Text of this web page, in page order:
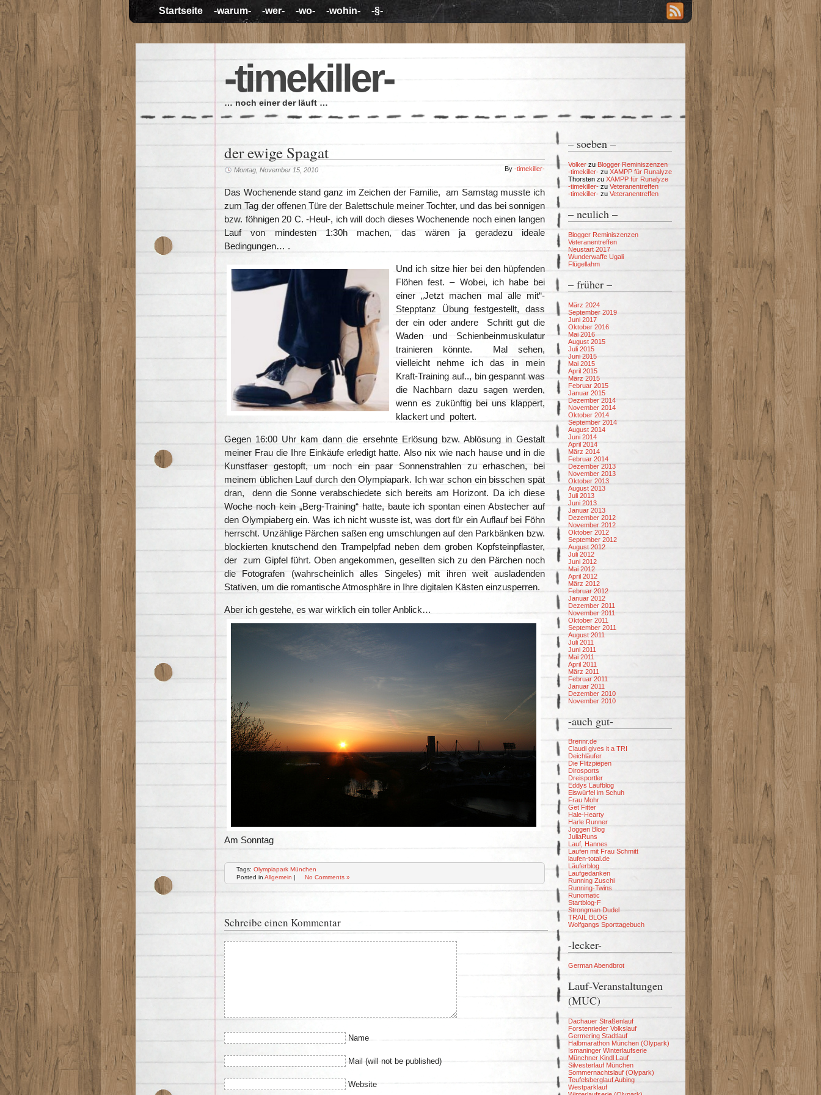
Startseite -warum- -wer- -wo- -wohin- -§-
-timekiller-
… noch einer der läuft …
der ewige Spagat
By -timekiller-
Montag, November 15, 2010
Das Wochenende stand ganz im Zeichen der Familie, am Samstag musste ich
zum Tag der offenen Türe der Balettschule meiner Tochter, und das bei sonnigen
bzw. föhnigen 20 C. -Heul-, ich will doch dieses Wochenende noch einen langen
Lauf von mindesten 1:30h machen, das wären ja geradezu ideale
Bedingungen… .
Und ich sitze hier bei den hüpfenden
Flöhen fest. – Wobei, ich habe bei
einer „Jetzt machen mal alle mit“-
Stepptanz Übung festgestellt, dass
der ein oder andere Schritt gut die
Waden und Schienbeinmuskulatur
trainieren könnte. Mal sehen,
vielleicht nehme ich das in mein
Kraft-Training auf.., bin gespannt was
die Nachbarn dazu sagen werden,
wenn es zukünftig bei uns klappert,
klackert und poltert.
Gegen 16:00 Uhr kam dann die ersehnte Erlösung bzw. Ablösung in Gestalt
meiner Frau die Ihre Einkäufe erledigt hatte. Also nix wie nach hause und in die
Kunstfaser gestopft, um noch ein paar Sonnenstrahlen zu erhaschen, bei
meinem üblichen Lauf durch den Olympiapark. Ich war schon ein bisschen spät
dran, denn die Sonne verabschiedete sich bereits am Horizont. Da ich diese
Woche noch kein „Berg-Training“ hatte, baute ich spontan einen Abstecher auf
den Olympiaberg ein. Was ich nicht wusste ist, was dort für ein Auflauf bei Föhn
herrscht. Unzählige Pärchen saßen eng umschlungen auf den Parkbänken bzw.
blockierten knutschend den Trampelpfad neben dem groben Kopfsteinpflaster,
der zum Gipfel führt. Oben angekommen, gesellten sich zu den Pärchen noch
die Fotografen (wahrscheinlich alles Singeles) mit ihren weit ausladenden
Stativen, um die romantische Atmosphäre in Ihre digitalen Kästen einzusperren.
Aber ich gestehe, es war wirklich ein toller Anblick…
Am Sonntag
Tags: Olympiapark München
Posted in Allgemein | No Comments »
Schreibe einen Kommentar
Name
Mail (will not be published)
Website
– soeben –
Volker zu Blogger Reminiszenzen
-timekiller- zu XAMPP für Runalyze
Thorsten zu XAMPP für Runalyze
-timekiller- zu Veteranentreffen
-timekiller- zu Veteranentreffen
– neulich –
Blogger Reminiszenzen
Veteranentreffen
Neustart 2017
Wunderwaffe Ugali
Flügellahm
– früher –
März 2024
September 2019
Juni 2017
Oktober 2016
Mai 2016
August 2015
Juli 2015
Juni 2015
Mai 2015
April 2015
März 2015
Februar 2015
Januar 2015
Dezember 2014
November 2014
Oktober 2014
September 2014
August 2014
Juni 2014
April 2014
März 2014
Februar 2014
Dezember 2013
November 2013
Oktober 2013
August 2013
Juli 2013
Juni 2013
Januar 2013
Dezember 2012
November 2012
Oktober 2012
September 2012
August 2012
Juli 2012
Juni 2012
Mai 2012
April 2012
März 2012
Februar 2012
Januar 2012
Dezember 2011
November 2011
Oktober 2011
September 2011
August 2011
Juli 2011
Juni 2011
Mai 2011
April 2011
März 2011
Februar 2011
Januar 2011
Dezember 2010
November 2010
-auch gut-
Brennr.de
Claudi gives it a TRI
Deichläufer
Die Flitzpiepen
Dirosports
Dreisportler
Eddys Laufblog
Eiswürfel im Schuh
Frau Mohr
Get Fitter
Hale-Hearty
Harle Runner
Joggen Blog
JuliaRuns
Lauf, Hannes
Laufen mit Frau Schmitt
laufen-total.de
Läuferblog
Laufgedanken
Running Zuschi
Running-Twins
Runomatic
Startblog-F
Strongman Dudel
TRAIL BLOG
Wolfgangs Sporttagebuch
-lecker-
German Abendbrot
Lauf-Veranstaltungen
(MUC)
Dachauer Straßenlauf
Forstenrieder Volkslauf
Germering Stadtlauf
Halbmarathon München (Olypark)
Ismaninger Winterlaufserie
Münchner Kindl Lauf
Silvesterlauf München
Sommernachtslauf (Olypark)
Teufelsberglauf Aubing
Westparklauf